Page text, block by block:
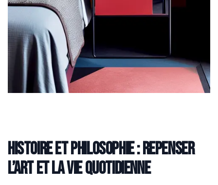
Histoire et philosophie : repenser
l’art et la vie quotidienne